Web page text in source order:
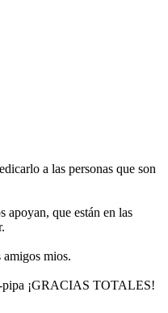
a las personas que son
apoyan, que están en las
amigos mios.
pipa ¡GRACIAS TOTALES!